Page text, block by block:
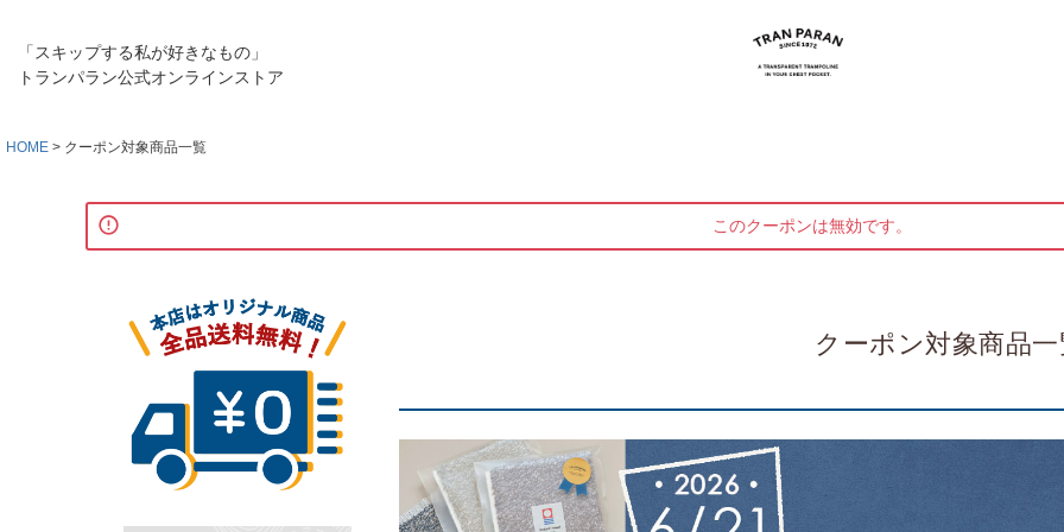
「スキップする私が好きなもの」
トランパラン公式オンラインストア
HOME クーポン対象商品一覧
このクーポンは無効です。
クーポン対象商品一